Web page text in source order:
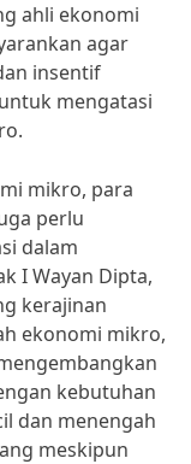
ahli ekonomi
agar
insentif
mengatasi
mikro, para
perlu
dalam
I Wayan Dipta,
kerajinan
ekonomi mikro,
kebutuhan
dan menengah
meskipun